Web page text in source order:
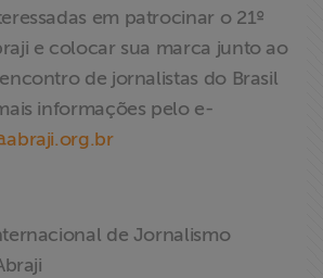
em patrocinar o 21º
e colocar sua marca junto ao
de jornalistas do Brasil
informações pelo e-
de Jornalismo